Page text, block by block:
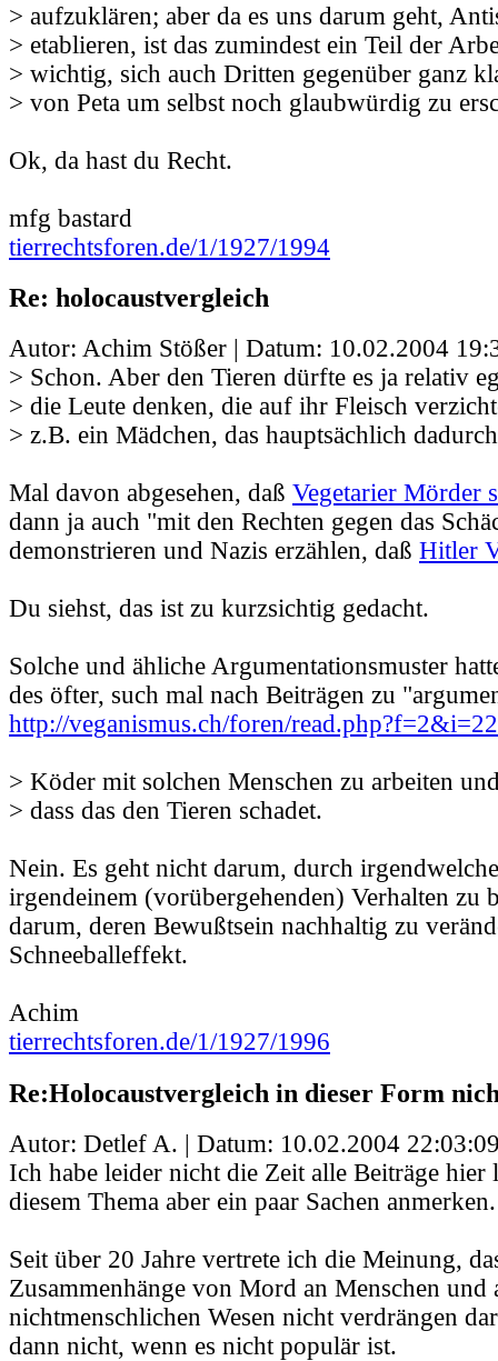
> aufzuklären; aber da es uns darum geht,
> etablieren, ist das zumindest ein Teil der
> wichtig, sich auch Dritten gegenüber ganz
> von Peta um selbst noch glaubwürdig zu
Ok, da hast du Recht.
mfg bastard
tierrechtsforen.de/1/1927/1994
Re: holocaustvergleich
Autor: Achim Stößer | Datum: 10.02.2004
> Schon. Aber den Tieren dürfte es ja relativ
> die Leute denken, die auf ihr Fleisch
> z.B. ein Mädchen, das hauptsächlich
Mal davon abgesehen, daß Vegetarier Mörder
dann ja auch "mit den Rechten gegen das
demonstrieren und Nazis erzählen, daß Hitler
Du siehst, das ist zu kurzsichtig gedacht.
Solche und ähliche Argumentationsmuster
des öfter, such mal nach Beiträgen zu
http://veganismus.ch/foren/
> Köder mit solchen Menschen zu arbeiten
> dass das den Tieren schadet.
Nein. Es geht nicht darum, durch
irgendeinem (vorübergehenden) Verhalten zu
darum, deren Bewußtsein nachhaltig zu
Schneeballeffekt.
Achim
tierrechtsforen.de/1/1927/1996
Re:Holocaustvergleich in dieser Form
Autor: Detlef A. | Datum: 10.02.2004
Ich habe leider nicht die Zeit alle Beiträge hier
diesem Thema aber ein paar Sachen anmerken.
Seit über 20 Jahre vertrete ich die Meinung,
Zusammenhänge von Mord an Menschen und
nichtmenschlichen Wesen nicht verdrängen
dann nicht, wenn es nicht populär ist.